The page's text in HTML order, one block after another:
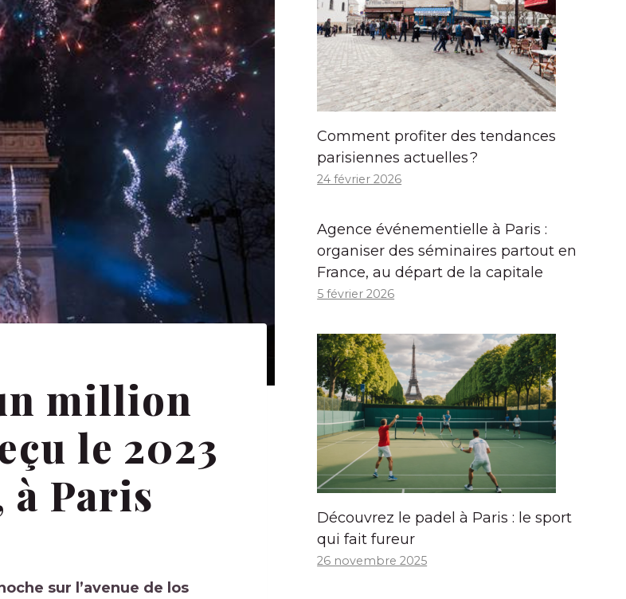
million
le 2023
à Paris
sur l’avenue de los
Comment profiter des tendances
parisiennes actuelles ?
24 février 2026
Agence événementielle à Paris :
organiser des séminaires partout en
France, au départ de la capitale
5 février 2026
Découvrez le padel à Paris : le sport
qui fait fureur
26 novembre 2025